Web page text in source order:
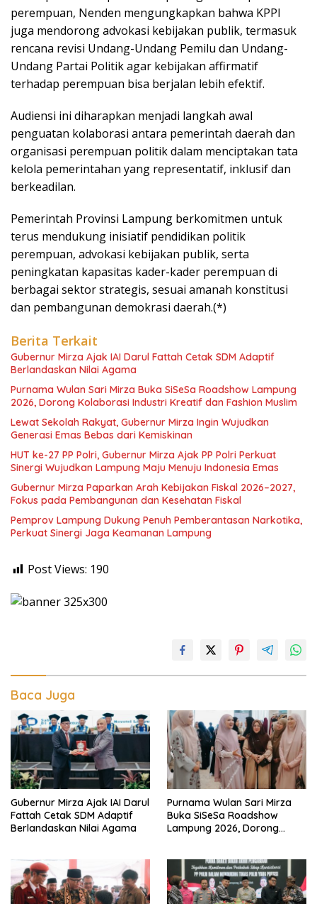
perempuan, Nenden mengungkapkan bahwa KPPI
juga mendorong advokasi kebijakan publik, termasuk
rencana revisi Undang-Undang Pemilu dan Undang-
Undang Partai Politik agar kebijakan affirmatif
terhadap perempuan bisa berjalan lebih efektif.
Audiensi ini diharapkan menjadi langkah awal
penguatan kolaborasi antara pemerintah daerah dan
organisasi perempuan politik dalam menciptakan tata
kelola pemerintahan yang representatif, inklusif dan
berkeadilan.
Pemerintah Provinsi Lampung berkomitmen untuk
terus mendukung inisiatif pendidikan politik
perempuan, advokasi kebijakan publik, serta
peningkatan kapasitas kader-kader perempuan di
berbagai sektor strategis, sesuai amanah konstitusi
dan pembangunan demokrasi daerah.(*)
Berita Terkait
Gubernur Mirza Ajak IAI Darul Fattah Cetak SDM Adaptif
Berlandaskan Nilai Agama
Purnama Wulan Sari Mirza Buka SiSeSa Roadshow Lampung
2026, Dorong Kolaborasi Industri Kreatif dan Fashion Muslim
Lewat Sekolah Rakyat, Gubernur Mirza Ingin Wujudkan
Generasi Emas Bebas dari Kemiskinan
HUT ke-27 PP Polri, Gubernur Mirza Ajak PP Polri Perkuat
Sinergi Wujudkan Lampung Maju Menuju Indonesia Emas
Gubernur Mirza Paparkan Arah Kebijakan Fiskal 2026–2027,
Fokus pada Pembangunan dan Kesehatan Fiskal
Pemprov Lampung Dukung Penuh Pemberantasan Narkotika,
Perkuat Sinergi Jaga Keamanan Lampung
Post Views: 190
Baca Juga
Gubernur Mirza Ajak IAI Darul
Fattah Cetak SDM Adaptif
Berlandaskan Nilai Agama
Purnama Wulan Sari Mirza
Buka SiSeSa Roadshow
Lampung 2026, Dorong